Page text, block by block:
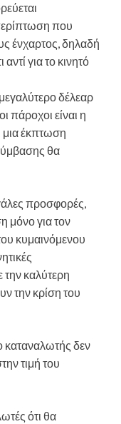
που
ένχαρτος, δηλαδή
για το κινητό
δέλεαρ
πάροχοι είναι η
μια έκπτωση
θα
προσφορές,
μόνο για τον
κυμαινόμενου
την καλύτερη
την κρίση του
καταναλωτής δεν
τιμή του
ότι θα